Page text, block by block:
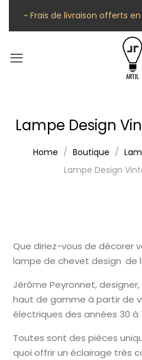
~ Frais de livraison offerts
Lampe Design
Home Boutique
Lampe Design
Que diriez-vous de décorer
lampe de chevet design de
Jérôme Peyronnet,
haut de gamme à partir de
électriques des années 30 à
Toutes sont des pièces
quoi offrir un éclairage très